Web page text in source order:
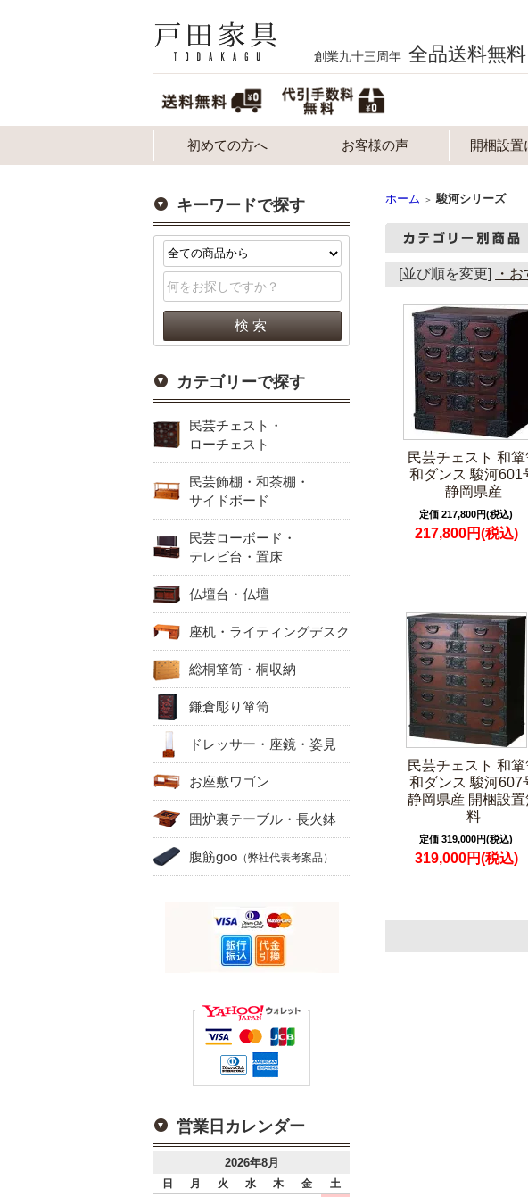
創業九十三周年 全品送料無料
初めての方へ お客様の声 開梱設置
キーワードで探す
カテゴリーで探す
民芸チェスト・
ローチェスト
民芸飾棚・和茶棚・
サイドボード
民芸ローボード・
テレビ台・置床
仏壇台・仏壇
座机・ライティングデスク
総桐箪笥・桐収納
鎌倉彫り箪笥
ドレッサー・座鏡・姿見
お座敷ワゴン
囲炉裏テーブル・長火鉢
腹筋goo （弊社代表考案品）
営業日カレンダー
2026年8月
日 月 火 水 木 金
土
ホーム ＞ 駿河シリーズ
[並び順を変更] ・
民芸チェスト 和箪
和ダンス 駿河601
静岡県産
定価 217,800円(税込)
217,800円(税込)
民芸チェスト 和箪
和ダンス 駿河607
静岡県産 開梱設置
料
定価 319,000円(税込)
319,000円(税込)